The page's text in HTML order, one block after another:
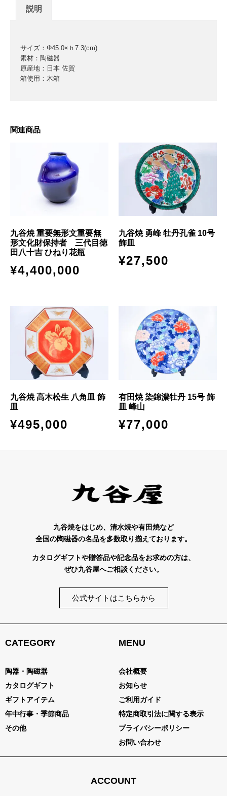
説明
サイズ：Φ45.0×ｈ7.3(cm)
素材：陶磁器
原産地：日本 佐賀
箱使用：木箱
関連商品
九谷焼 重要無形文重要無
形文化財保持者 三代目徳
田八十吉 ひねり花瓶
¥4,400,000
九谷焼 勇峰 牡丹孔雀 10号
飾皿
¥27,500
九谷焼 高木松生 八角皿 飾
皿
¥495,000
有田焼 染錦濃牡丹 15号 飾
皿 峰山
¥77,000
九谷焼をはじめ、清水焼や有田焼など
全国の陶磁器の名品を多数取り揃えております。
カタログギフトや贈答品や記念品をお求めの方は、
ぜひ九谷屋へご相談ください。
公式サイトはこちらから
CATEGORY
陶器・陶磁器
カタログギフト
ギフトアイテム
年中行事・季節商品
その他
MENU
会社概要
お知らせ
ご利用ガイド
特定商取引法に関する表示
プライバシーポリシー
お問い合わせ
ACCOUNT